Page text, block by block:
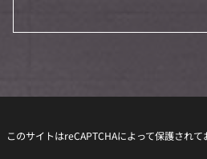
このサイトはreCAPTCHAによって保護され